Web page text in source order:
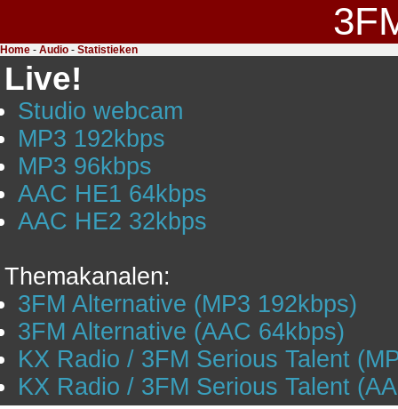
Home - Audio - Statistieken
Live!
Studio webcam
MP3 192kbps
MP3 96kbps
AAC HE1 64kbps
AAC HE2 32kbps
Themakanalen:
3FM Alternative (MP3 192kbps)
3FM Alternative (AAC 64kbps)
KX Radio / 3FM Serious Talent
KX Radio / 3FM Serious Talent